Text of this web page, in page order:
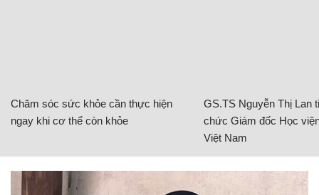
Chăm sóc sức khỏe cần thực hiện
ngay khi cơ thể còn khỏe
GS.TS Nguyễn Thị Lan
chức Giám đốc Học
Việt Nam